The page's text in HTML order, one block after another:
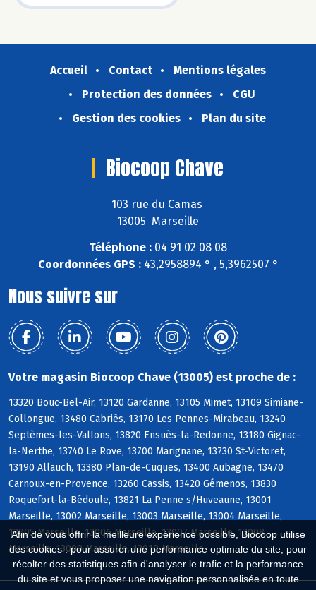
Afin de vous offrir la meilleure expérience possible, Biocoop utilise
des cookies : pour assurer une performance optimale du site, pour
récolter des statistiques afin d'analyser le trafic et la performance
du site et vous proposer une navigation personnalisée en toute
Accueil Contact
Mentions légales
Protection des données
CGU
Gestion des cookies
Plan du site
Biocoop Chave
103 rue du Camas
13005 Marseille
Téléphone : 04 91 02 08 08
Coordonnées GPS :43,2958894 ° , 5,3962507 °
Nous suivre sur
Votre magasin Biocoop Chave (13005) est proche de :
13320 Bouc-Bel-Air, 13120 Gardanne, 13105 Mimet, 13109 Simiane-
Collongue, 13480 Cabriès, 13170 Les Pennes-Mirabeau, 13240
Septèmes-les-Vallons, 13820 Ensuès-la-Redonne, 13180 Gignac-
la-Nerthe, 13740 Le Rove, 13700 Marignane, 13730 St-Victoret,
13190 Allauch, 13380 Plan-de-Cuques, 13400 Aubagne, 13470
Carnoux-en-Provence, 13260 Cassis, 13420 Gémenos, 13830
Roquefort-la-Bédoule, 13821 La Penne s/Huveaune, 13001
Marseille, 13002 Marseille, 13003 Marseille, 13004 Marseille,
13005 Marseille, 13006 Marseille, 13007 Marseille, 13008
Marseille, 13009 Marseille, 13010 Marseille